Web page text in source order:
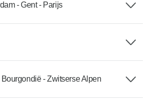
- Gent - Parijs
Bourgondië - Zwitserse Alpen